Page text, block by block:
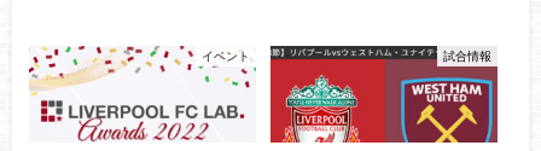
イベント 試合情報